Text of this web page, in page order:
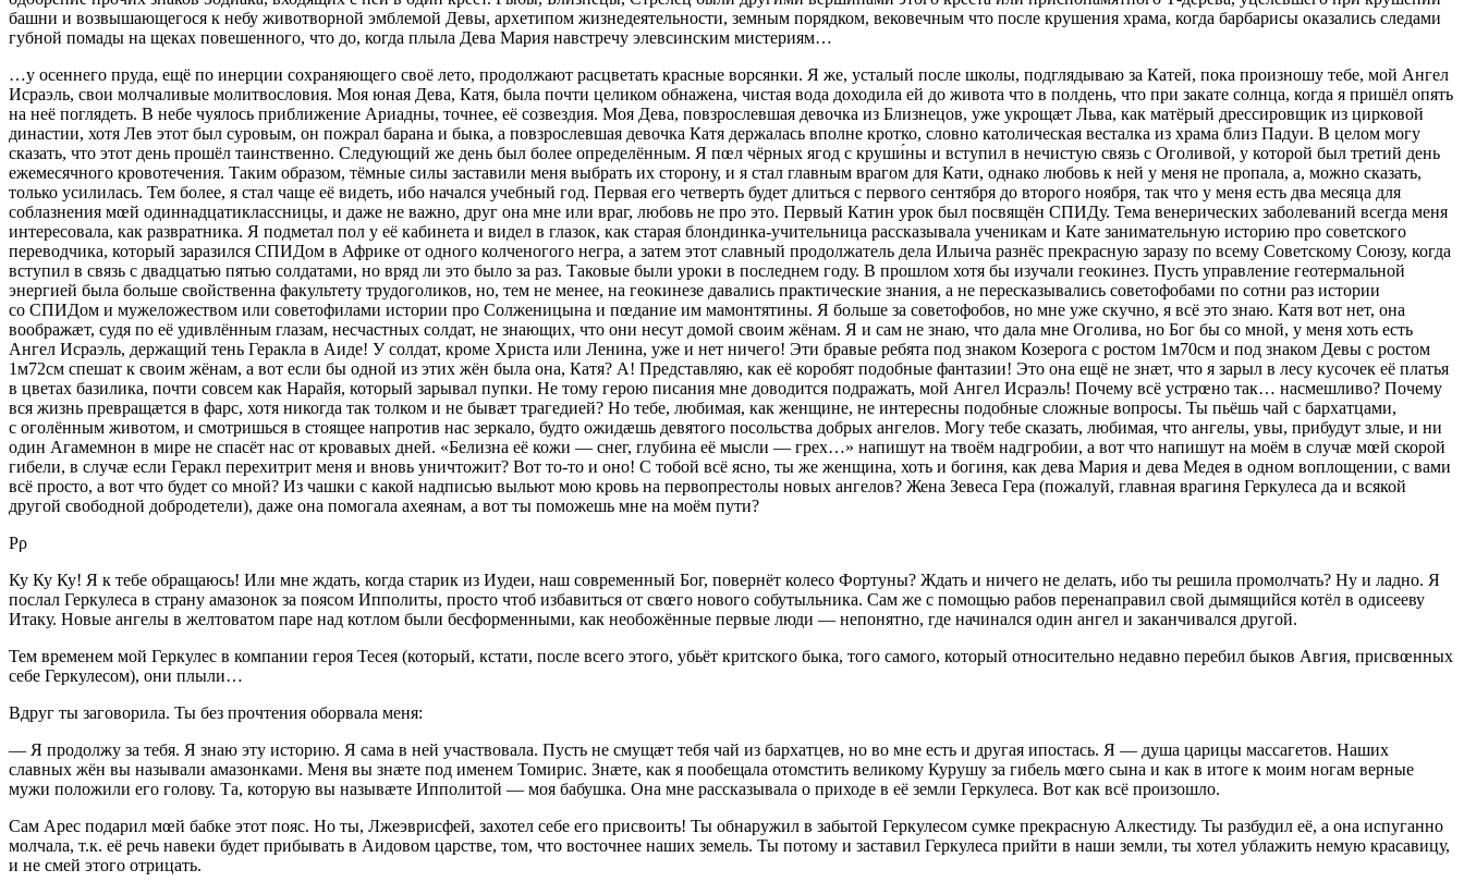
башни и возвышающегося к небу животворной эмблемой Девы, архетипом жизнедеятельности, земным порядком, вековечным что после крушения храма, когда барбарисы оказались следами
губной помады на щеках повешенного, что до, когда плыла Дева Мария навстречу элевсинским мистериям…
…у осеннего пруда, ещё по инерции сохраняющего своё лето, продолжают расцветать красные ворсянки. Я же, усталый после школы, подглядываю за Катей, пока произношу тебе, мой Ангел
Исраэль, свои молчаливые молитвословия. Моя юная Дева, Катя, была почти целиком обнажена, чистая вода доходила ей до живота что в полдень, что при закате солнца, когда я пришёл опять
на неё поглядеть. В небе чуялось приближение Ариадны, точнее, её созвездия. Моя Дева, повзрослевшая девочка из Близнецов, уже укрощæт Льва, как матёрый дрессировщик из цирковой
династии, хотя Лев этот был суровым, он пожрал барана и быка, а повзрослевшая девочка Катя держалась вполне кротко, словно католическая весталка из храма близ Падуи. В целом могу
сказать, что этот день прошёл таинственно. Следующий же день был более определённым. Я пœл чёрных ягод с круши́ны и вступил в нечистую связь с Оголивой, у которой был третий день
ежемесячного кровотечения. Таким образом, тёмные силы заставили меня выбрать их сторону, и я стал главным врагом для Кати, однако любовь к ней у меня не пропала, а, можно сказать,
только усилилась. Тем более, я стал чаще её видеть, ибо начался учебный год. Первая его четверть будет длиться с первого сентября до второго ноября, так что у меня есть два месяца для
соблазнения мœй одиннадцатиклассницы, и даже не важно, друг она мне или враг, любовь не про это. Первый Катин урок был посвящён СПИДу. Тема венерических заболеваний всегда меня
интересовала, как развратника. Я подметал пол у её кабинета и видел в глазок, как старая блондинка-учительница рассказывала ученикам и Кате занимательную историю про советского
переводчика, который заразился СПИДом в Африке от одного колченогого негра, а затем этот славный продолжатель дела Ильича разнёс прекрасную заразу по всему Советскому Союзу, когда
вступил в связь с двадцатью пятью солдатами, но вряд ли это было за раз. Таковые были уроки в последнем году. В прошлом хотя бы изучали геокинез. Пусть управление геотермальной
энергией была больше свойственна факультету трудоголиков, но, тем не менее, на геокинезе давались практические знания, а не пересказывались советофобами по сотни раз истории
со СПИДом и мужеложеством или советофилами истории про Солженицына и пœдание им мамонтятины. Я больше за советофобов, но мне уже скучно, я всё это знаю. Катя вот нет, она
воображæт, судя по её удивлённым глазам, несчастных солдат, не знающих, что они несут домой своим жёнам. Я и сам не знаю, что дала мне Оголива, но Бог бы со мной, у меня хоть есть
Ангел Исраэль, держащий тень Геракла в Аиде! У солдат, кроме Христа или Ленина, уже и нет ничего! Эти бравые ребята под знаком Козерога с ростом 1м70см и под знаком Девы с ростом
1м72см спешат к своим жёнам, а вот если бы одной из этих жён была она, Катя? А! Представляю, как её коробят подобные фантазии! Это она ещё не знæт, что я зарыл в лесу кусочек её платья
в цветах базилика, почти совсем как Нарайя, который зарывал пупки. Не тому герою писания мне доводится подражать, мой Ангел Исраэль! Почему всё устрœно так… насмешливо? Почему
вся жизнь превращæтся в фарс, хотя никогда так толком и не бывæт трагедией? Но тебе, любимая, как женщине, не интересны подобные сложные вопросы. Ты пьёшь чай с бархатцами,
с оголённым животом, и смотришься в стоящее напротив нас зеркало, будто ожидæшь девятого посольства добрых ангелов. Могу тебе сказать, любимая, что ангелы, увы, прибудут злые, и ни
один Агамемнон в мире не спасёт нас от кровавых дней. «Белизна её кожи — снег, глубина её мысли — грех…» напишут на твоём надгробии, а вот что напишут на моём в случæ мœй скорой
гибели, в случæ если Геракл перехитрит меня и вновь уничтожит? Вот то-то и оно! С тобой всё ясно, ты же женщина, хоть и богиня, как дева Мария и дева Медея в одном воплощении, с вами
всё просто, а вот что будет со мной? Из чашки с какой надписью выльют мою кровь на первопрестолы новых ангелов? Жена Зевеса Гера (пожалуй, главная врагиня Геркулеса да и всякой
другой свободной добродетели), даже она помогала ахеянам, а вот ты поможешь мне на моём пути?
Pρ
Ку Ку Ку! Я к тебе обращаюсь! Или мне ждать, когда старик из Иудеи, наш современный Бог, повернёт колесо Фортуны? Ждать и ничего не делать, ибо ты решила промолчать? Ну и ладно. Я
послал Геркулеса в страну амазонок за поясом Ипполиты, просто чтоб избавиться от свœго нового собутыльника. Сам же с помощью рабов перенаправил свой дымящийся котёл в одисееву
Итаку. Новые ангелы в желтоватом паре над котлом были бесформенными, как необожённые первые люди — непонятно, где начинался один ангел и заканчивался другой.
Тем временем мой Геркулес в компании героя Тесея (который, кстати, после всего этого, убьёт критского быка, того самого, который относительно недавно перебил быков Авгия, присвœнных
себе Геркулесом), они плыли…
Вдруг ты заговорила. Ты без прочтения оборвала меня:
— Я продолжу за тебя. Я знаю эту историю. Я сама в ней участвовала. Пусть не смущæт тебя чай из бархатцев, но во мне есть и другая ипостась. Я — душа царицы массагетов. Наших
славных жён вы называли амазонками. Меня вы знæте под именем Томирис. Знæте, как я пообещала отомстить великому Курушу за гибель мœго сына и как в итоге к моим ногам верные
мужи положили его голову. Та, которую вы назывæте Ипполитой — моя бабушка. Она мне рассказывала о приходе в её земли Геркулеса. Вот как всё произошло.
Сам Арес подарил мœй бабке этот пояс. Но ты, Лжеэврисфей, захотел себе его присвоить! Ты обнаружил в забытой Геркулесом сумке прекрасную Алкестиду. Ты разбудил её, а она испуганно
молчала, т.к. её речь навеки будет прибывать в Аидовом царстве, том, что восточнее наших земель. Ты потому и заставил Геркулеса прийти в наши земли, ты хотел ублажить немую красавицу,
и не смей этого отрицать.